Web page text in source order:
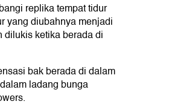
replika tempat tidur
yang diubahnya menjadi
ketika berada di
bak berada di dalam
ladang bunga